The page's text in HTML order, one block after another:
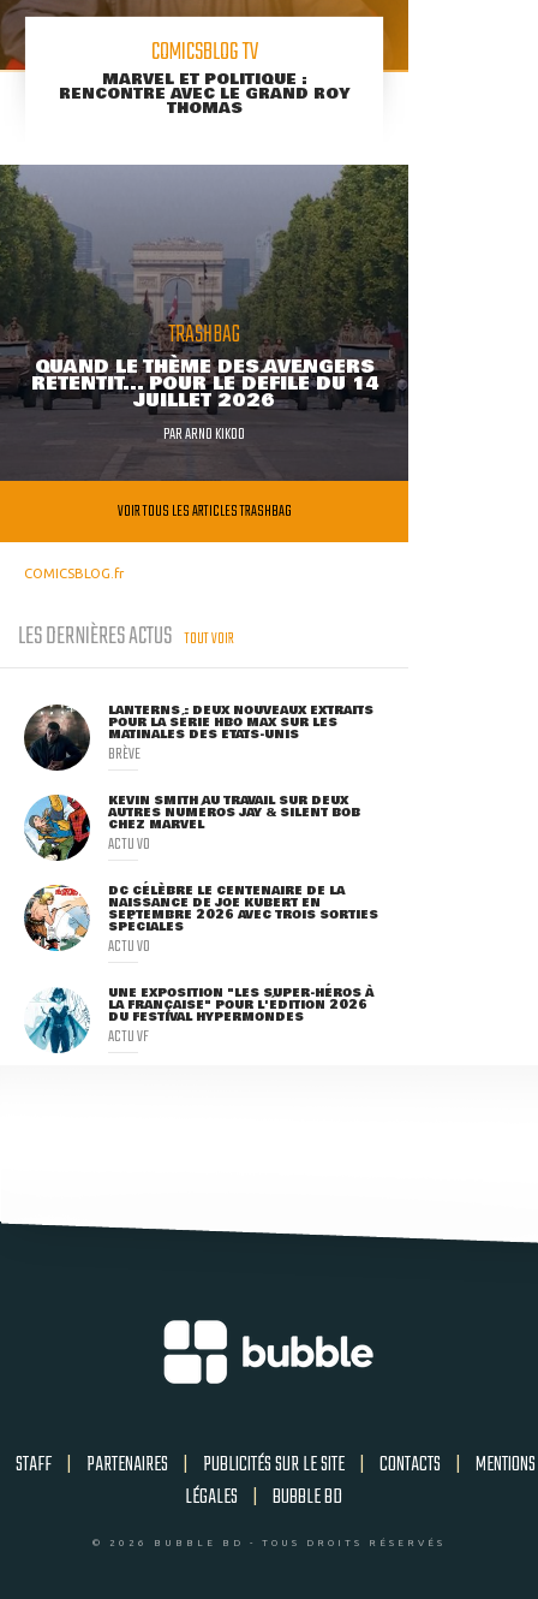
COMICSBLOG TV
MARVEL ET POLITIQUE :
RENCONTRE AVEC LE GRAND ROY
THOMAS
TRASHBAG
QUAND LE THÈME DES AVENGERS
RETENTIT... POUR LE DÉFILÉ DU 14
JUILLET 2026
PARARNO KIKOO
VOIR TOUS LES ARTICLES TRASHBAG
COMICSBLOG.fr
LES DERNIÈRES ACTUS TOUT VOIR
LANTERNS : DEUX NOUVEAUX EXTRAITS
POUR LA SÉRIE HBO MAX SUR LES
MATINALES DES ETATS-UNIS
BRÈVE
KEVIN SMITH AU TRAVAIL SUR DEUX
AUTRES NUMÉROS JAY & SILENT BOB
CHEZ MARVEL
ACTU VO
DC CÉLÈBRE LE CENTENAIRE DE LA
NAISSANCE DE JOE KUBERT EN
SEPTEMBRE 2026 AVEC TROIS SORTIES
SPÉCIALES
ACTU VO
UNE EXPOSITION "LES SUPER-HÉROS À
LA FRANÇAISE" POUR L'ÉDITION 2026
DU FESTIVAL HYPERMONDES
ACTU VF
STAFF | PARTENAIRES | PUBLICITÉS SUR LE SITE | CONTACTS | MENTIONS
LÉGALES | BUBBLE BD
© 2026 BUBBLE BD - TOUS DROITS RÉSERVÉS